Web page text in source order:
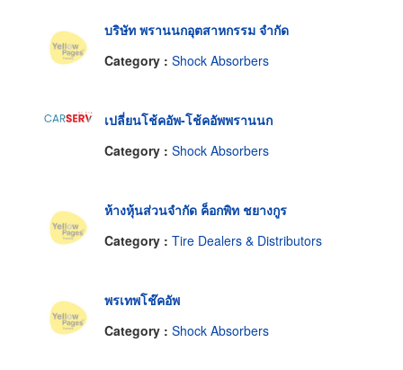
บริษัท พรานนกอุตสาหกรรม จำกัด
Category : Shock Absorbers
เปลี่ยนโช้คอัพ-โช้คอัพพรานนก
Category : Shock Absorbers
ห้างหุ้นส่วนจำกัด ค็อกพิท ชยางกูร
Category : Tire Dealers & Distributors
พรเทพโช๊คอัพ
Category : Shock Absorbers